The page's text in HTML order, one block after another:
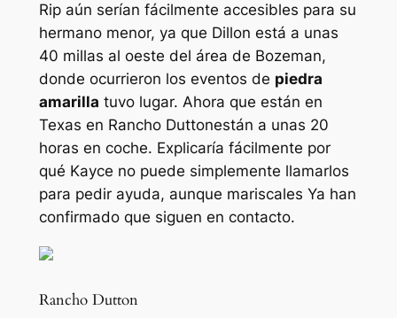
Rip aún serían fácilmente accesibles para su
hermano menor, ya que Dillon está a unas
40 millas al oeste del área de Bozeman,
donde ocurrieron los eventos de piedra
amarilla tuvo lugar. Ahora que están en
Texas en Rancho Duttonestán a unas 20
horas en coche. Explicaría fácilmente por
qué Kayce no puede simplemente llamarlos
para pedir ayuda, aunque mariscales Ya han
confirmado que siguen en contacto.
Rancho Dutton